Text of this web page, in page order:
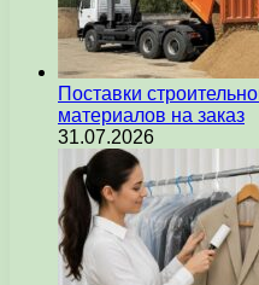
Поставки
материалов на заказ
31.07.2026